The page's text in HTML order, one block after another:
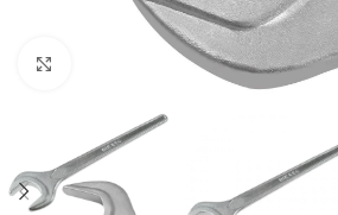
Kliknij, aby powiększyć